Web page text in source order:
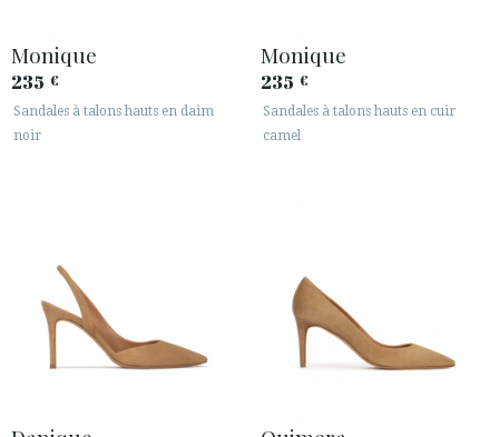
Monique
235 €
Sandales à talons hauts en daim
noir
Monique
235 €
Sandales à talons hauts en cuir
camel